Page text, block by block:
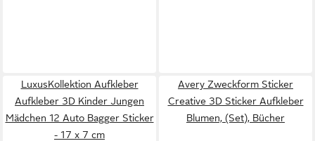
LuxusKollektion Aufkleber
Aufkleber 3D Kinder Jungen
Mädchen 12 Auto Bagger Sticker
- 17 x 7 cm
Avery Zweckform Sticker
Creative 3D Sticker Aufkleber
Blumen, (Set), Bücher